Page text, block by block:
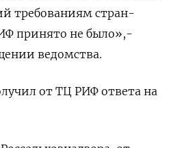
требованиям стран-
принято не было»,-
ведомства.
от ТЦ РИФ ответа на